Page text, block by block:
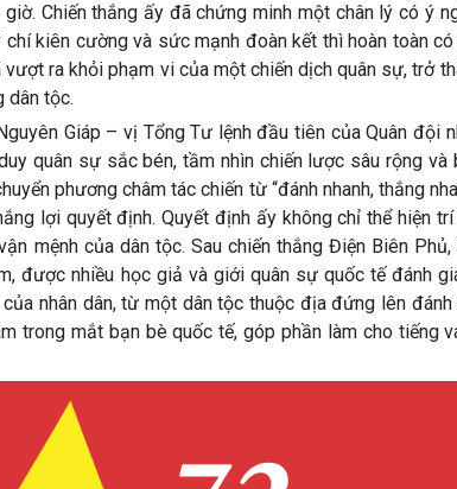
Chiến thắng ấy đã chứng minh một chân lý có ý
kiên cường và sức mạnh đoàn kết thì hoàn toàn có
ra khỏi phạm vi của một chiến dịch quân sự, trở
dân tộc.
Giáp – vị Tổng Tư lệnh đầu tiên của Quân đội
quân sự sắc bén, tầm nhìn chiến lược sâu rộng và
phương châm tác chiến từ “đánh nhanh, thắng
lợi quyết định. Quyết định ấy không chỉ thể hiện trí
mệnh của dân tộc. Sau chiến thắng Điện Biên Phủ,
được nhiều học giả và giới quân sự quốc tế đánh
nhân dân, từ một dân tộc thuộc địa đứng lên đánh
trong mắt bạn bè quốc tế, góp phần làm cho tiếng